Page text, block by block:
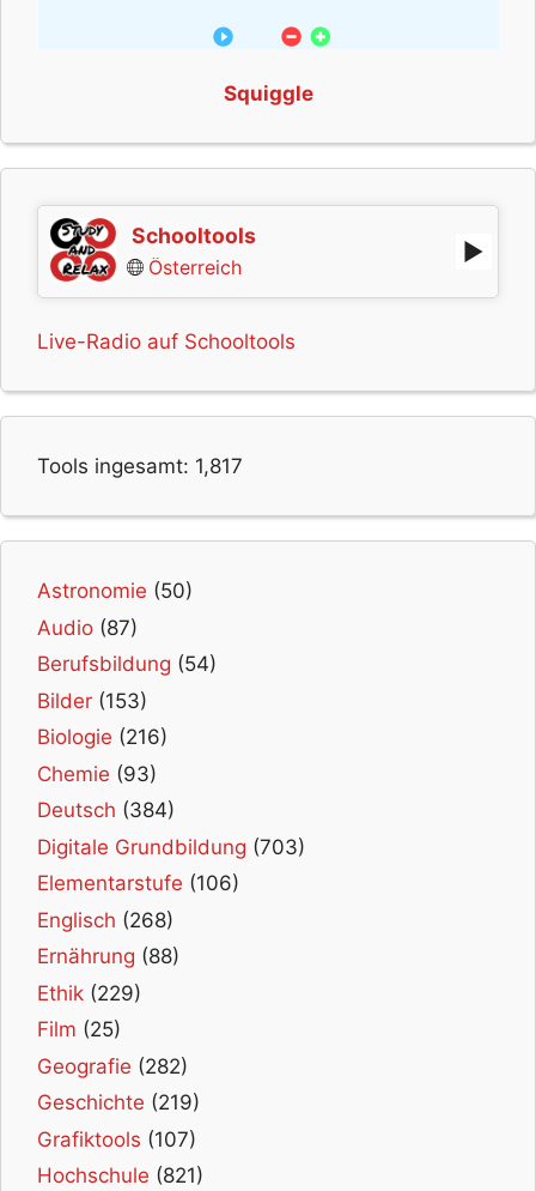
Squiggle
Schooltools
Österreich
Live-Radio auf Schooltools
Tools ingesamt: 1,817
Astronomie (50)
Audio (87)
Berufsbildung (54)
Bilder (153)
Biologie (216)
Chemie (93)
Deutsch (384)
Digitale Grundbildung (703)
Elementarstufe (106)
Englisch (268)
Ernährung (88)
Ethik (229)
Film (25)
Geografie (282)
Geschichte (219)
Grafiktools (107)
Hochschule (821)